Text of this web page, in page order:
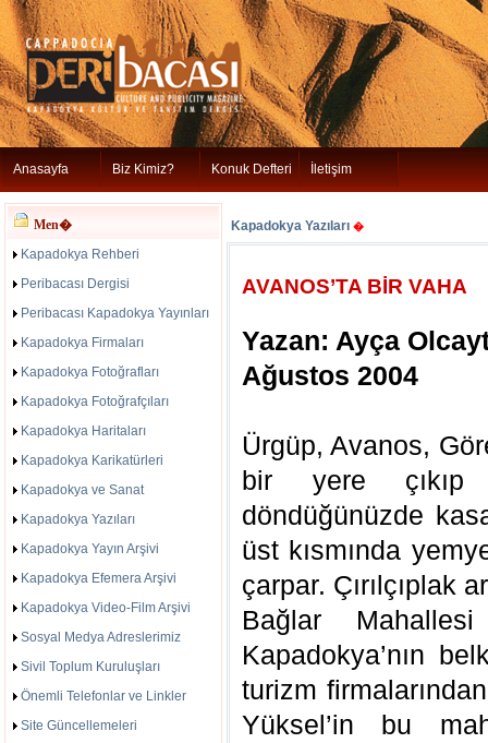
Anasayfa Biz Kimiz? Konuk Defteri İletişim
Men�
Kapadokya Rehberi
Peribacası Dergisi
Peribacası Kapadokya Yayınları
Kapadokya Firmaları
Kapadokya Fotoğrafları
Kapadokya Fotoğrafçıları
Kapadokya Haritaları
Kapadokya Karikatürleri
Kapadokya ve Sanat
Kapadokya Yazıları
Kapadokya Yayın Arşivi
Kapadokya Efemera Arşivi
Kapadokya Video-Film Arşivi
Sosyal Medya Adreslerimiz
Sivil Toplum Kuruluşları
Önemli Telefonlar ve Linkler
Site Güncellemeleri
Kapadokya Yazıları �
AVANOS’TA BİR VAHA
Yazan: Ayça
Ağustos 2004
Ürgüp, Avanos,
bir yere çıkıp
döndüğünüzde
üst kısmında
çarpar. Çırılçıplak
Bağlar
Kapadokya’nın
turizm
Yüksel’in bu